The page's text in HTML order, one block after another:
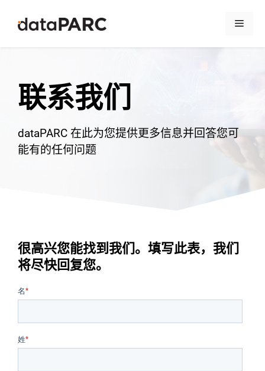
菜单
联系我们
dataPARC 在此为您提供更多信息并回答您可
能有的任何问题
很高兴您能找到我们。填写此表，我们
将尽快回复您。